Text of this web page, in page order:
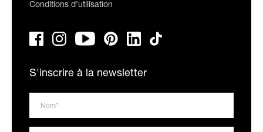
Conditions d'utilisation
S'inscrire à la newsletter